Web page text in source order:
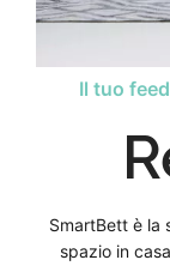
Il tuo
SmartBett è la
spazio in